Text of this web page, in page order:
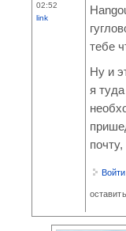
02:52
link
тебе
Ну и
я
почту,
Войти